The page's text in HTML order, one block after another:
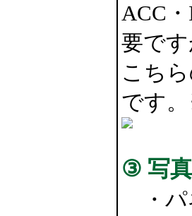
ACC
要で
こち
です
③ 写
・パ